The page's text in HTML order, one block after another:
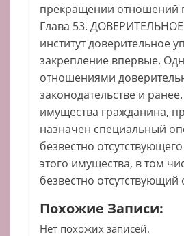
прекращении отношений
Глава 53.
институт доверительное
закрепление впервые.
отношениями
законодательстве и
имущества гражданина,
назначен специальный
безвестно
этого имущества, в том
безвестно
Похожие Записи:
Нет похожих записей.